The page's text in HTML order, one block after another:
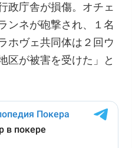
政庁舎が損傷。オチェ
ンネが砲撃され、１名
ホヴェ共同体は２回ウ
区が被害を受けた」と